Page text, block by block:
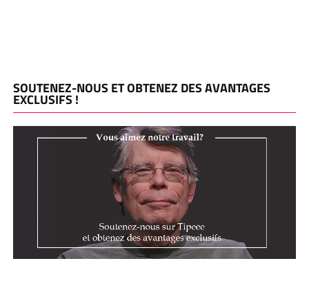
SOUTENEZ-NOUS ET OBTENEZ DES AVANTAGES
EXCLUSIFS !